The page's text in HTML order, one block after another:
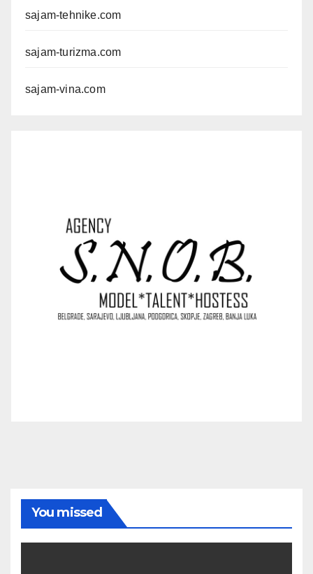
sajam-tehnike.com
sajam-turizma.com
sajam-vina.com
You missed